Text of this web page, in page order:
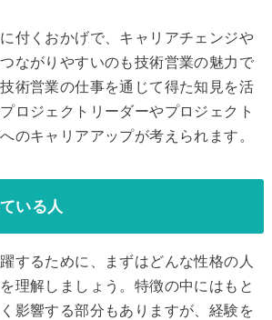
付くおかげで、キャリアチェンジや
ながりやすいのも技術営業の魅力で
術営業の仕事を通じて得た知見を活
ロジェクトリーダーやプロジェクト
のキャリアアップが考えられます。
いる人
するために、まずはどんな性格の人
理解しましょう。特徴の中にはもと
影響する部分もありますが、経験を